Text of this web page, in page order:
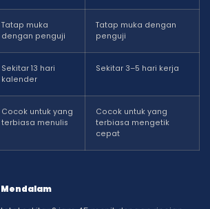
Tatap muka
dengan penguji
Tatap muka dengan
penguji
Sekitar 13 hari
kalender
Sekitar 3–5 hari kerja
Cocok untuk yang
terbiasa menulis
Cocok untuk yang
terbiasa mengetik
cepat